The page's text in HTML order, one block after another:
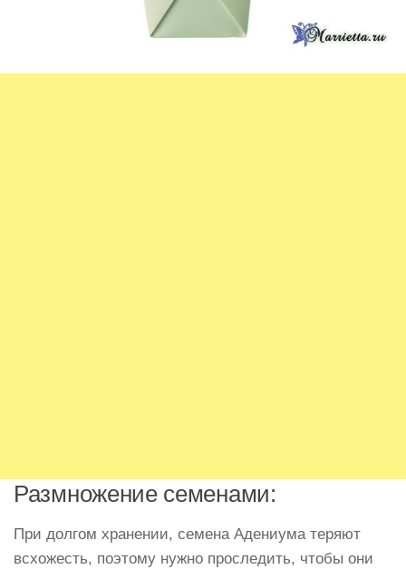
Размножение семенами:
При долгом хранении, семена Адениума теряют
всхожесть, поэтому нужно проследить, чтобы они